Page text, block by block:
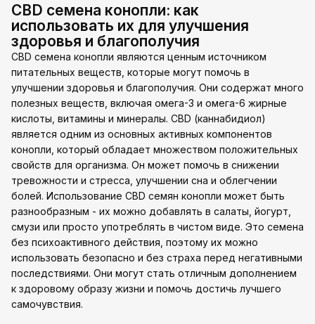
CBD семена конопли: как
использовать их для улучшения
здоровья и благополучия
CBD семена конопли являются ценным источником
питательных веществ, которые могут помочь в
улучшении здоровья и благополучия. Они содержат много
полезных веществ, включая омега-3 и омега-6 жирные
кислоты, витамины и минералы. CBD (каннабидиол)
является одним из основных активных компонентов
конопли, который обладает множеством положительных
свойств для организма. Он может помочь в снижении
тревожности и стресса, улучшении сна и облегчении
болей. Использование CBD семян конопли может быть
разнообразным - их можно добавлять в салаты, йогурт,
смузи или просто употреблять в чистом виде. Это семена
без психоактивного действия, поэтому их можно
использовать безопасно и без страха перед негативными
последствиями. Они могут стать отличным дополнением
к здоровому образу жизни и помочь достичь лучшего
самочувствия.